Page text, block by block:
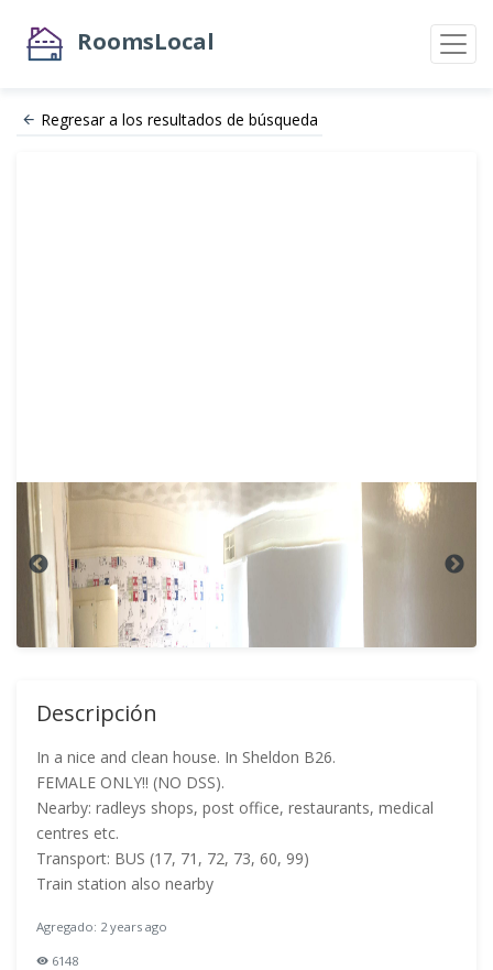
RoomsLocal
Regresar a los resultados de búsqueda
Descripción
In a nice and clean house. In Sheldon B26.
FEMALE ONLY!! (NO DSS).
Nearby: radleys shops, post office, restaurants, medical
centres etc.
Transport: BUS (17, 71, 72, 73, 60, 99)
Train station also nearby
Agregado: 2 years ago
6148